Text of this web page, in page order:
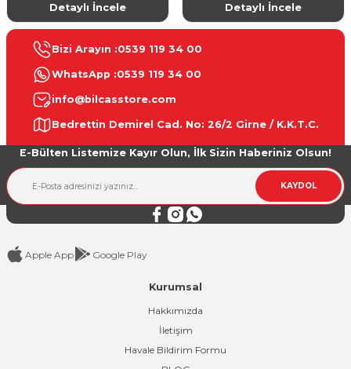
Detaylı İncele Detaylı İncele
Bizi Arayın :0539 119 34 00
WhatsApp :0539 119 34 00
info@bilcasstore.com
Bedrettin Demirel Cad. No: 26/2 Girne / K.K.T.C.
E-Bülten Listemize Kayır Olun, İlk Sizin Haberiniz Olsun!
KAYDOL
Apple App Google Play
Kurumsal
Hakkımızda
İletişim
Havale Bildirim Formu